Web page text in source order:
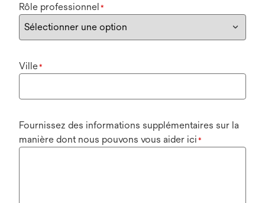
Rôle professionnel *
Ville*
Fournissez des informations supplémentaires sur la
manière dont nous pouvons vous aider ici *